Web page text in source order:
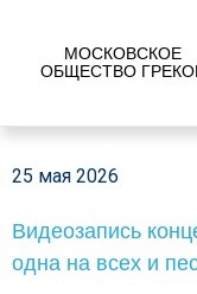
МОСКОВСКОЕ
ОБЩЕСТВО
25 мая 2026
Видеозапись
одна на всех и